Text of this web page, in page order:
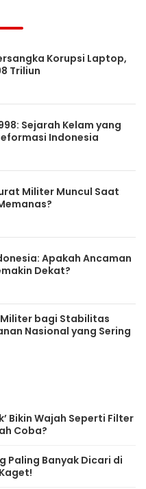
Korupsi Laptop,
Triliun
Sejarah Kelam yang
Indonesia
Militer Muncul Saat
Apakah Ancaman
Dekat?
bagi Stabilitas
Nasional yang Sering
Bikin Wajah Seperti Filter
Coba?
Paling Banyak Dicari di